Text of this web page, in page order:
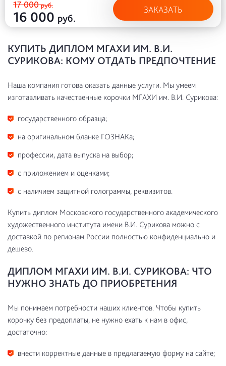
17 000руб.
16 000 руб.
ЗАКАЗАТЬ
КУПИТЬ ДИПЛОМ МГАХИ ИМ. В.И.
СУРИКОВА: КОМУ ОТДАТЬ ПРЕДПОЧТЕНИЕ
Наша компания готова оказать данные услуги. Мы умеем
изготавливать качественные корочки МГАХИ им. В.И. Сурикова:
государственного образца;
на оригинальном бланке ГОЗНАКа;
профессии, дата выпуска на выбор;
с приложением и оценками;
с наличием защитной голограммы, реквизитов.
Купить диплом Московского государственного академического
художественного института имени В.И. Сурикова можно с
доставкой по регионам России полностью конфиденциально и
дешево.
ДИПЛОМ МГАХИ ИМ. В.И. СУРИКОВА: ЧТО
НУЖНО ЗНАТЬ ДО ПРИОБРЕТЕНИЯ
Мы понимаем потребности наших клиентов. Чтобы купить
корочку без предоплаты, не нужно ехать к нам в офис,
достаточно:
внести корректные данные в предлагаемую форму на сайте;